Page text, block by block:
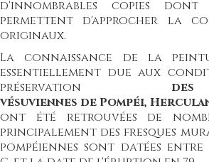
d'innombrables copies
permettent d'approcher la
originaux.
La connaissance de la
essentiellement due aux
préservation des
vésuviennes dePompéi,
ont été retrouvées de
principalement des fresques
pompéiennes sont datées